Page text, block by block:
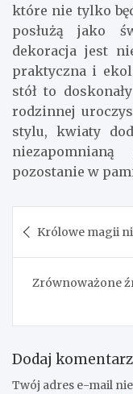
które nie tylko
posłużą jako
dekoracja jest
praktyczna i
stół to
rodzinnej
stylu, kwiaty
pozostanie w
wpisu
Królowe magii
Zrównoważone
Dodaj komentarz
Twój adres e-mail